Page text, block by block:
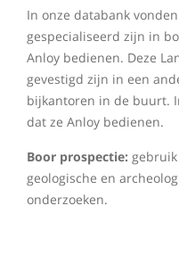
In onze databank
gespecialiseerd zijn in
Anloy bedienen. Deze
gevestigd zijn in een
bijkantoren in de buurt.
dat ze Anloy bedienen.
Boor prospectie:
geologische en
onderzoeken.